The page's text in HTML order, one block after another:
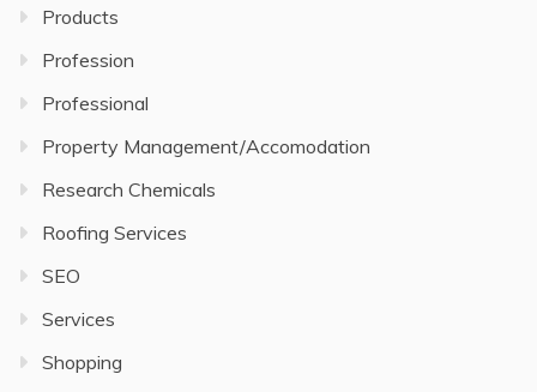
Products
Profession
Professional
Property Management/Accomodation
Research Chemicals
Roofing Services
SEO
Services
Shopping